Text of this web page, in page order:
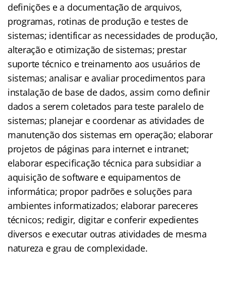
definições e a documentação de arquivos,
programas, rotinas de produção e testes de
sistemas; identificar as necessidades de produção,
alteração e otimização de sistemas; prestar
suporte técnico e treinamento aos usuários de
sistemas; analisar e avaliar procedimentos para
instalação de base de dados, assim como definir
dados a serem coletados para teste paralelo de
sistemas; planejar e coordenar as atividades de
manutenção dos sistemas em operação; elaborar
projetos de páginas para internet e intranet;
elaborar especificação técnica para subsidiar a
aquisição de software e equipamentos de
informática; propor padrões e soluções para
ambientes informatizados; elaborar pareceres
técnicos; redigir, digitar e conferir expedientes
diversos e executar outras atividades de mesma
natureza e grau de complexidade.